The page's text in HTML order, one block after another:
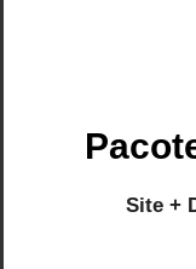
Site +